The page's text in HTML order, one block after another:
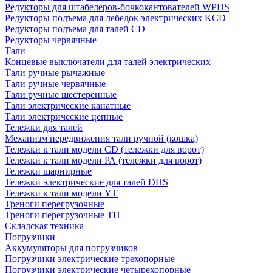
Редукторы для штабелеров-бочкокантователей WPDS
Редукторы подъема для лебедок электрических KCD
Редукторы подъема для талей CD
Редукторы червячные
Тали
Концевые выключатели для талей электрических
Тали ручные рычажные
Тали ручные червячные
Тали ручные шестеренные
Тали электрические канатные
Тали электрические цепные
Тележки для талей
Механизм передвижения тали ручной (кошка)
Тележки к тали модели CD (тележки для ворот)
Тележки к тали модели РА (тележки для ворот)
Тележки шарнирные
Тележки электрические для талей DHS
Тележки к тали модели YT
Треноги перегрузочные
Треноги перегрузочные ТП
Складская техника
Погрузчики
Аккумуляторы для погрузчиков
Погрузчики электрические трехопорные
Погрузчики электрические четырехопорные